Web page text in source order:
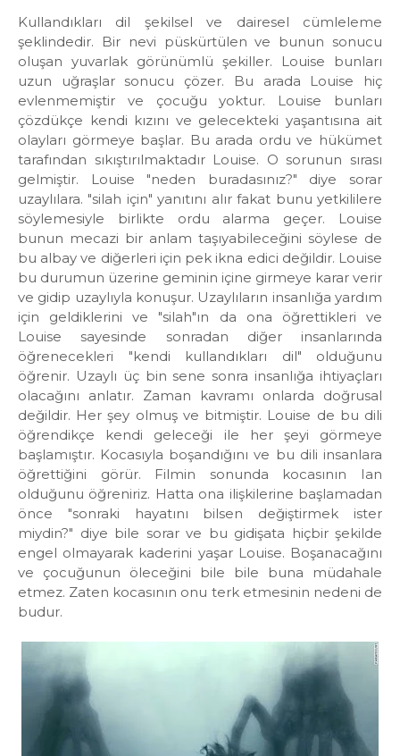
Kullandıkları dil şekilsel ve dairesel cümleleme
şeklindedir. Bir nevi püskürtülen ve bunun sonucu
oluşan yuvarlak görünümlü şekiller. Louise bunları
uzun uğraşlar sonucu çözer. Bu arada Louise hiç
evlenmemiştir ve çocuğu yoktur. Louise bunları
çözdükçe kendi kızını ve gelecekteki yaşantısına ait
olayları görmeye başlar. Bu arada ordu ve hükümet
tarafından sıkıştırılmaktadır Louise. O sorunun sırası
gelmiştir. Louise "neden buradasınız?" diye sorar
uzaylılara. "silah için" yanıtını alır fakat bunu yetkililere
söylemesiyle birlikte ordu alarma geçer. Louise
bunun mecazi bir anlam taşıyabileceğini söylese de
bu albay ve diğerleri için pek ikna edici değildir. Louise
bu durumun üzerine geminin içine girmeye karar verir
ve gidip uzaylıyla konuşur. Uzaylıların insanlığa yardım
için geldiklerini ve "silah"ın da ona öğrettikleri ve
Louise sayesinde sonradan diğer insanlarında
öğrenecekleri "kendi kullandıkları dil" olduğunu
öğrenir. Uzaylı üç bin sene sonra insanlığa ihtiyaçları
olacağını anlatır. Zaman kavramı onlarda doğrusal
değildir. Her şey olmuş ve bitmiştir. Louise de bu dili
öğrendikçe kendi geleceği ile her şeyi görmeye
başlamıştır. Kocasıyla boşandığını ve bu dili insanlara
öğrettiğini görür. Filmin sonunda kocasının Ian
olduğunu öğreniriz. Hatta ona ilişkilerine başlamadan
önce "sonraki hayatını bilsen değiştirmek ister
miydin?" diye bile sorar ve bu gidişata hiçbir şekilde
engel olmayarak kaderini yaşar Louise. Boşanacağını
ve çocuğunun öleceğini bile bile buna müdahale
etmez. Zaten kocasının onu terk etmesinin nedeni de
budur.